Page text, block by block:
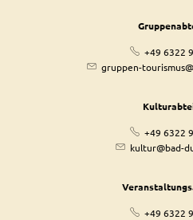
+49 6322
gruppen-
+49 6322
kultur@bad-
+49 6322